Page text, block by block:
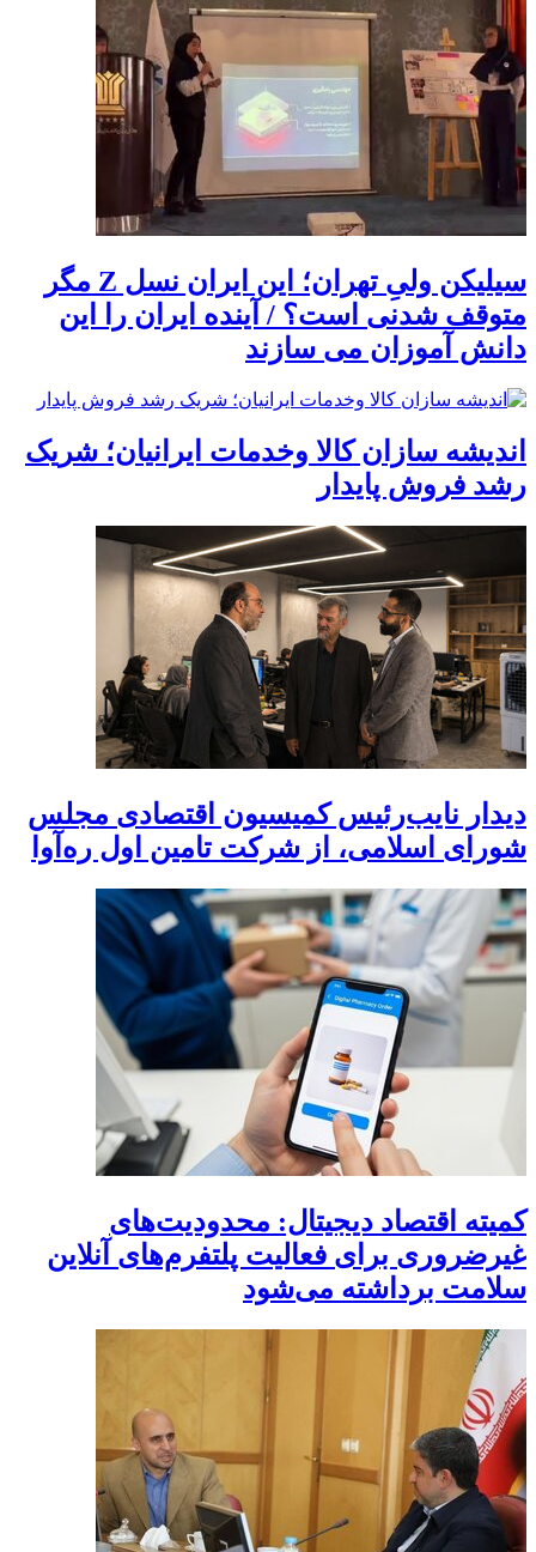
سیلیکن ولیِ تهران؛ این ایران نسل Z مگر
متوقف شدنی است؟ / آینده ایران را این
دانش آموزان می سازند
اندیشه سازان کالا وخدمات ایرانیان؛ شریک
رشد فروش پایدار
دیدار نایب‌رئیس کمیسیون اقتصادی مجلس
شورای اسلامی، از شرکت تامین اول ره‌آوا
کمیته اقتصاد دیجیتال: محدودیت‌های
غیرضروری برای فعالیت پلتفرم‌های آنلاین
سلامت برداشته می‌شود